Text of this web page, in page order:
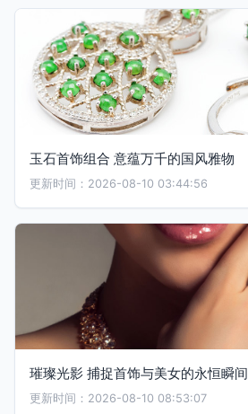
玉石首饰组合 意蕴万千的国风雅物
更新时间：2026-08-10 03:44:56
璀璨光影 捕捉首饰与美女的永恒瞬间
更新时间：2026-08-10 08:53:07